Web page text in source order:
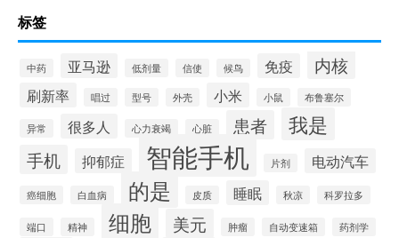
标签
中药 亚马逊 低剂量 信使 候鸟 免疫 内核
刷新率 唱过 型号 外壳 小米 小鼠 布鲁塞尔
异常 很多人 心力衰竭 心脏 患者 我是
手机 抑郁症 智能手机 片剂 电动汽车
癌细胞 白血病 的是 皮质 睡眠 秋凉 科罗拉多
端口 精神 细胞 美元 肿瘤 自动变速箱 药剂学